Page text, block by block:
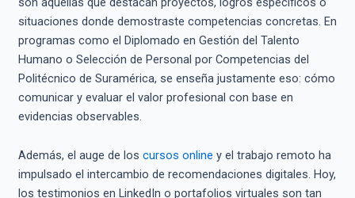
situaciones donde demostraste competencias concretas. En
programas como el Diplomado en Gestión del Talento
Humano o Selección de Personal por Competencias del
Politécnico de Suramérica, se enseña justamente eso: cómo
comunicar y evaluar el valor profesional con base en
evidencias observables.
Además, el auge de los cursos online y el trabajo remoto ha
impulsado el intercambio de recomendaciones digitales. Hoy,
los testimonios en LinkedIn o portafolios virtuales son tan